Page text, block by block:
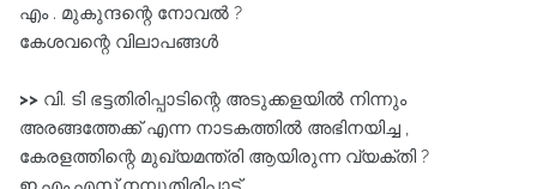
എം . മുകുന്ദന്റെ നോവൽ ?
കേശവന്റെ വിലാപങ്ങൾ
>> വി. ടി ഭട്ടതിരിപ്പാടിന്റെ അടുക്കളയിൽ നിന്നും
അരങ്ങത്തേക്ക് എന്ന നാടകത്തിൽ അഭിനയിച്ച ,
കേരളത്തിന്റെ മുഖ്യമന്ത്രി ആയിരുന്ന വ്യക്തി ?